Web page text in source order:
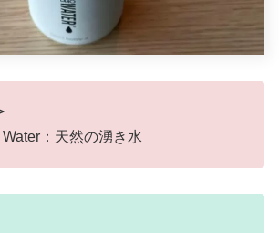
：天然の湧き水